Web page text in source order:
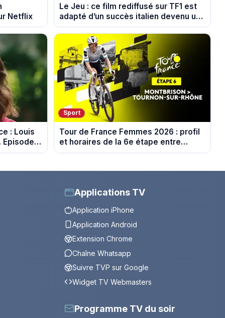
Netflix
Le Jeu : ce film rediffusé sur TF1 est
adapté d’un succès italien devenu un
phénomène mondial
: Louis
Episode
Sport
Tour de France Femmes 2026 : profil
et horaires de la 6e étape entre
Montbrison et Tournon-sur-Rhône
Applications TV
Application iPhone
Application Android
Extension Chrome
Chaîne Whatsapp
Suivre TVP sur Google
Widget TV Webmasters
Programme TV du soir